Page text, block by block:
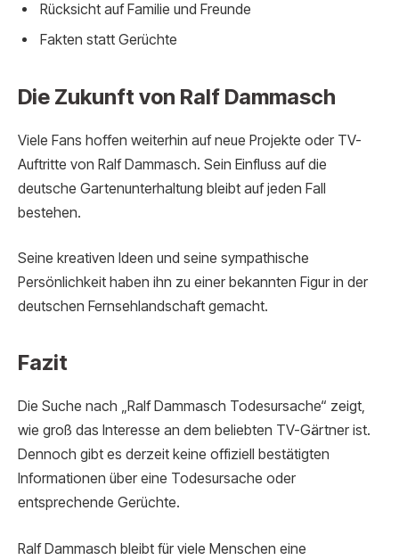
Rücksicht auf Familie und Freunde
Fakten statt Gerüchte
Die Zukunft von Ralf Dammasch
Viele Fans hoffen weiterhin auf neue Projekte oder TV-
Auftritte von Ralf Dammasch. Sein Einfluss auf die
deutsche Gartenunterhaltung bleibt auf jeden Fall
bestehen.
Seine kreativen Ideen und seine sympathische
Persönlichkeit haben ihn zu einer bekannten Figur in der
deutschen Fernsehlandschaft gemacht.
Fazit
Die Suche nach „Ralf Dammasch Todesursache“ zeigt,
wie groß das Interesse an dem beliebten TV-Gärtner ist.
Dennoch gibt es derzeit keine offiziell bestätigten
Informationen über eine Todesursache oder
entsprechende Gerüchte.
Ralf Dammasch bleibt für viele Menschen eine